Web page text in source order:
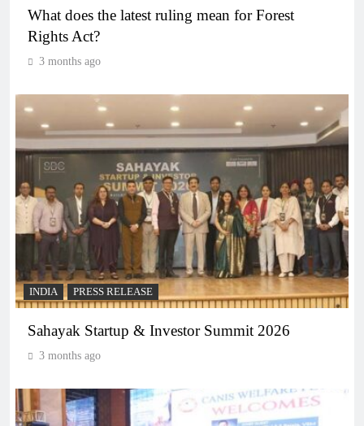
What does the latest ruling mean for Forest
Rights Act?
3 months ago
INDIA PRESS RELEASE
Sahayak Startup & Investor Summit 2026
3 months ago